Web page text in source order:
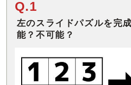
Q.1
左のスライドパズルを完
能？不可能？